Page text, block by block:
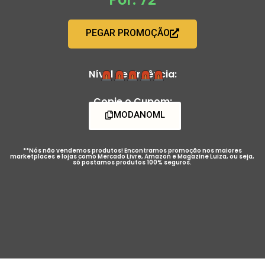
PEGAR PROMOÇÃO
Nível de Urgência:
Copie o Cupom:
MODANOML
**Nós não vendemos produtos! Encontramos promoção nos maiores
marketplaces e lojas como Mercado Livre, Amazon e Magazine Luiza, ou seja,
só postamos produtos 100% seguros.